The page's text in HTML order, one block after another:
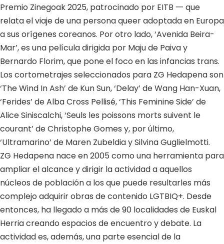
Premio Zinegoak 2025, patrocinado por EITB 一 que
relata el viaje de una persona queer adoptada en Europa
a sus orígenes coreanos. Por otro lado, ‘Avenida Beira-
Mar’, es una película dirigida por Maju de Paiva y
Bernardo Florim, que pone el foco en las infancias trans.
Los cortometrajes seleccionados para ZG Hedapena son
‘The Wind In Ash’ de Kun Sun, ‘Delay’ de Wang Han-Xuan,
‘Ferides’ de Alba Cross Pellisé, ‘This Feminine Side’ de
Alice Siniscalchi, ‘Seuls les poissons morts suivent le
courant’ de Christophe Gomes y, por último,
‘Ultramarino’ de Maren Zubeldia y Silvina Guglielmotti.
ZG Hedapena nace en 2005 como una herramienta para
ampliar el alcance y dirigir la actividad a aquellos
núcleos de población a los que puede resultarles más
complejo adquirir obras de contenido LGTBIQ+. Desde
entonces, ha llegado a más de 90 localidades de Euskal
Herria creando espacios de encuentro y debate. La
actividad es, además, una parte esencial de la